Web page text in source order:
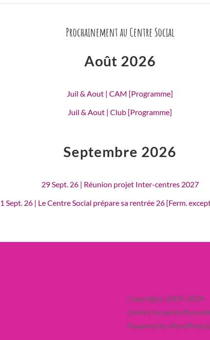
Prochainement au Centre Social
Août 2026
Juil & Aout | CAM [Programme]
Juil & Aout | Club [Programme]
Septembre 2026
29 Sept. 26 | Réunion projet Inter-centres 2027
1 Sept. 26 | Le Centre Social prépare sa rentrée 26 [Ferm.
Copyrights 2004-2024
Centre Social du
Powered by